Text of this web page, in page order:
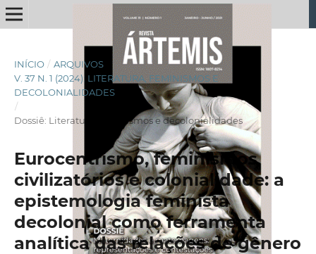
INÍCIO / ARQUIVOS
V. 37 N. 1 (2024): LITERATURA, FEMINISMOS E
DECOLONIALIDADES
/
Dossiê: Literatura, feminismos e decolonialidades
Eurocentrismo, feminismos
civilizatórios e colonialidade: a
epistemologia feminista
decolonial como ferramenta
analítica das relações de gênero